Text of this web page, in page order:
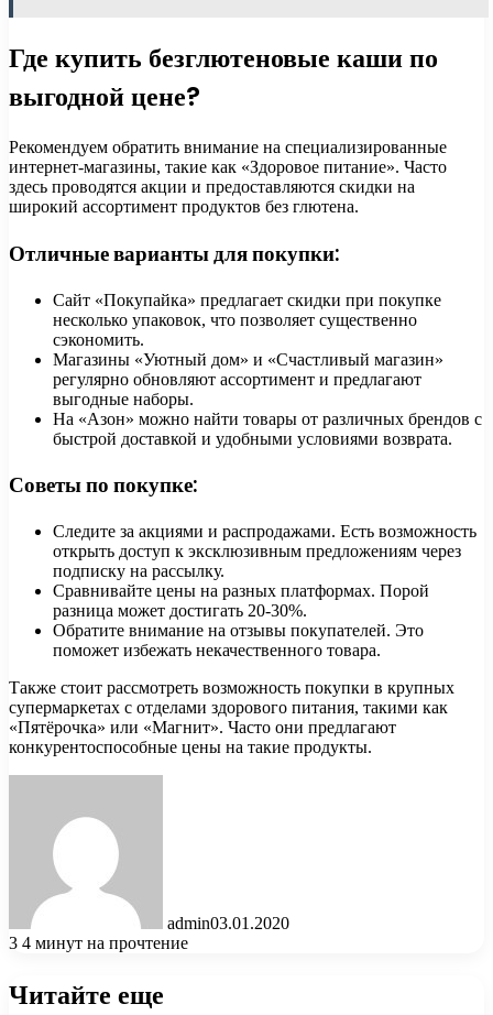
Где купить безглютеновые каши по
выгодной цене?
Рекомендуем обратить внимание на специализированные
интернет-магазины, такие как «Здоровое питание». Часто
здесь проводятся акции и предоставляются скидки на
широкий ассортимент продуктов без глютена.
Отличные варианты для покупки:
Сайт «Покупайка» предлагает скидки при покупке
несколько упаковок, что позволяет существенно
сэкономить.
Магазины «Уютный дом» и «Счастливый магазин»
регулярно обновляют ассортимент и предлагают
выгодные наборы.
На «Азон» можно найти товары от различных брендов с
быстрой доставкой и удобными условиями возврата.
Советы по покупке:
Следите за акциями и распродажами. Есть возможность
открыть доступ к эксклюзивным предложениям через
подписку на рассылку.
Сравнивайте цены на разных платформах. Порой
разница может достигать 20-30%.
Обратите внимание на отзывы покупателей. Это
поможет избежать некачественного товара.
Также стоит рассмотреть возможность покупки в крупных
супермаркетах с отделами здорового питания, такими как
«Пятёрочка» или «Магнит». Часто они предлагают
конкурентоспособные цены на такие продукты.
admin03.01.2020
3 4 минут на прочтение
Читайте еще